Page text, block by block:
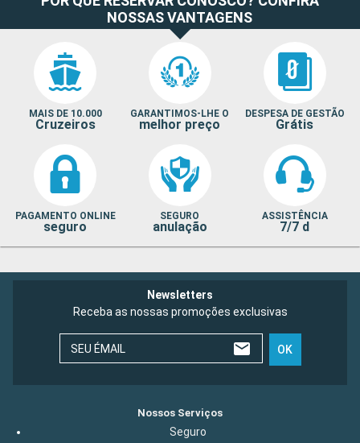
NOSSAS VANTAGENS
MAIS DE 10.000
Cruzeiros
GARANTIMOS-LHE O
melhor preço
DESPESA DE GESTÃO
Grátis
PAGAMENTO ONLINE
seguro
SEGURO
anulação
ASSISTÊNCIA
7/7 d
Newsletters
Receba as nossas promoções exclusivas
SEU ÉMAIL OK
Nossos Serviços
Seguro